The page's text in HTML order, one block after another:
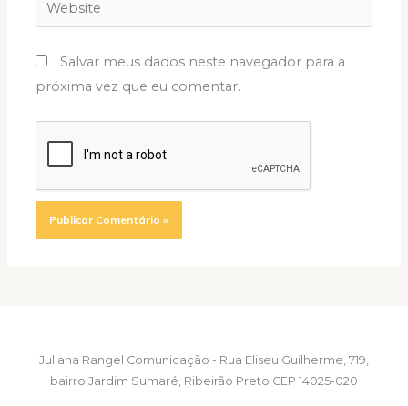
Salvar meus dados neste navegador para a
próxima vez que eu comentar.
Juliana Rangel Comunicação - Rua Eliseu Guilherme, 719,
bairro Jardim Sumaré, Ribeirão Preto CEP 14025-020